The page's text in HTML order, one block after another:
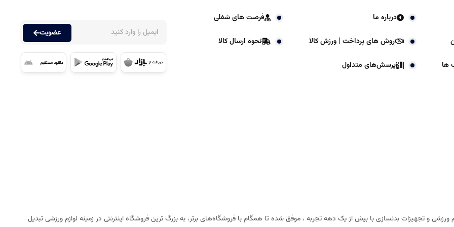
درباره ما فرصت های شغلی
روش های پرداخت | ورزش کالا نحوه ارسال کالا
ها پرسش‌های متداول
عضویت
و تجهیزات بدنسازی با بیش از یک دهه تجربه ، موفق شده تا همگام با فروشگاه‌های برتر، به بزرگ ترین فروشگاه اینترنتی در زمینه لوازم ورزشی تبدیل